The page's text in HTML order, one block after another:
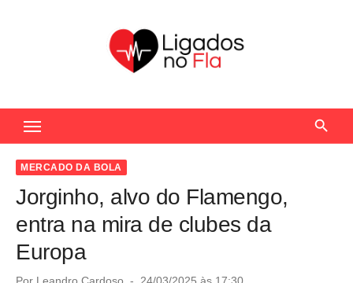
c
MERCADO DA BOLA
Jorginho, alvo do Flamengo,
entra na mira de clubes da
Europa
Por Leandro Cardoso
P
24/03/2025 às 17:30